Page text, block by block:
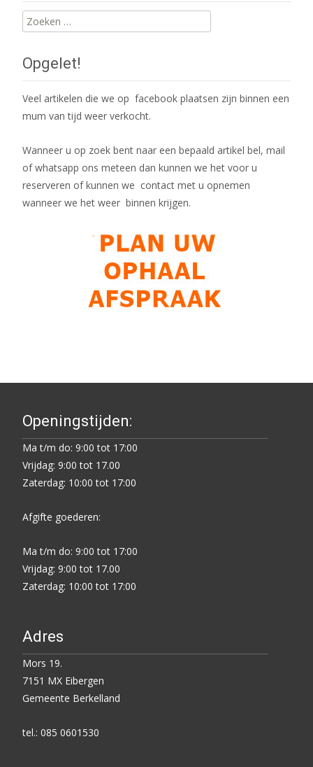
Zoeken
naar:
Opgelet!
Veel artikelen die we op facebook plaatsen zijn binnen een
mum van tijd weer verkocht.
Wanneer u op zoek bent naar een bepaald artikel bel, mail
of whatsapp ons meteen dan kunnen we het voor u
reserveren of kunnen we contact met u opnemen
wanneer we het weer binnen krijgen.
Openingstijden:
Ma t/m do: 9:00 tot 17:00
Vrijdag: 9:00 tot 17.00
Zaterdag: 10:00 tot 17:00
Afgifte goederen:
Ma t/m do: 9:00 tot 17:00
Vrijdag: 9:00 tot 17.00
Zaterdag: 10:00 tot 17:00
Adres
Mors 19.
7151 MX Eibergen
Gemeente Berkelland
tel.: 085 0601530